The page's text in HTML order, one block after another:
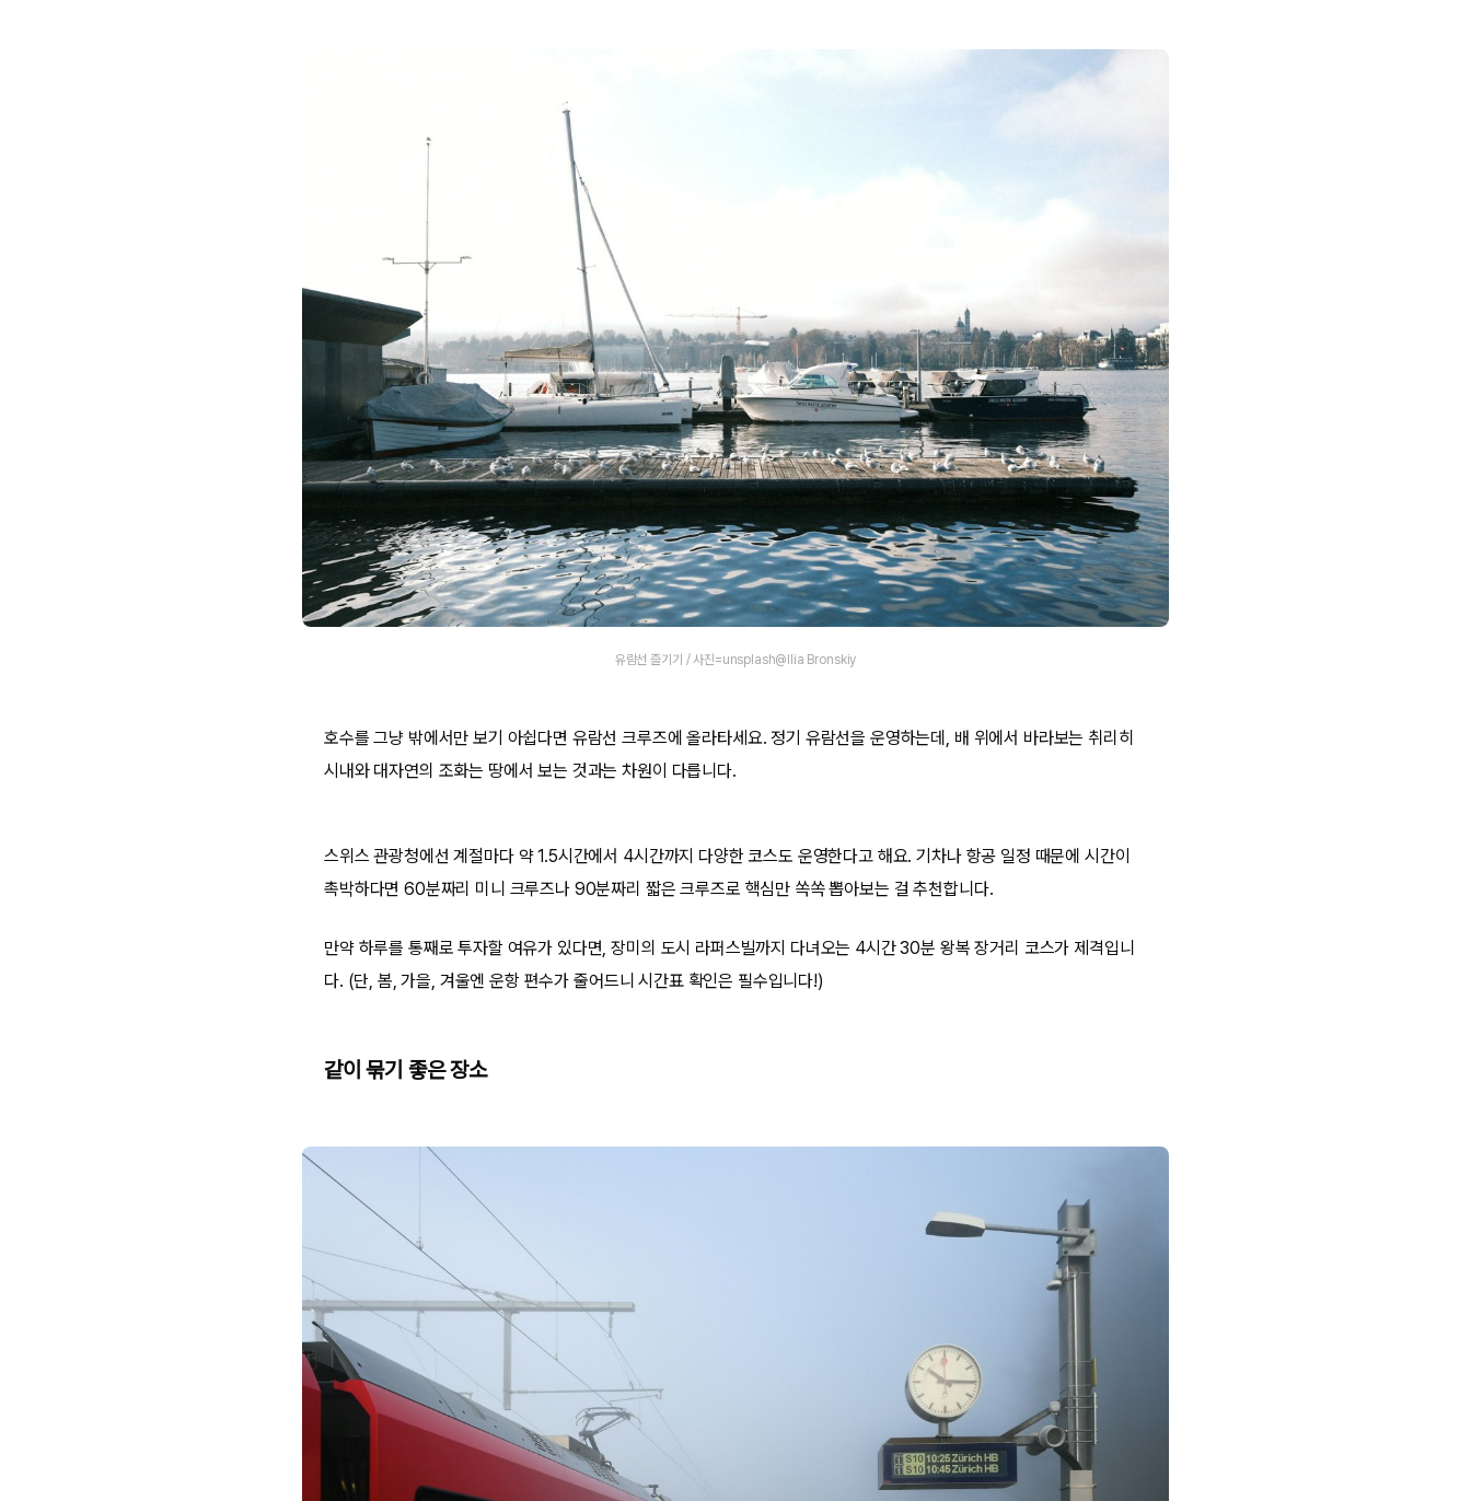
유람선 즐기기 / 사진=unsplash@Ilia Bronskiy
호수를 그냥 밖에서만 보기 아쉽다면 유람선 크루즈에 올라타세요. 정기 유람선을 운영하는데, 배 위에서 바라보는 취리히
시내와 대자연의 조화는 땅에서 보는 것과는 차원이 다릅니다.
스위스 관광청에선 계절마다 약 1.5시간에서 4시간까지 다양한 코스도 운영한다고 해요. 기차나 항공 일정 때문에 시간이
촉박하다면 60분짜리 미니 크루즈나 90분짜리 짧은 크루즈로 핵심만 쏙쏙 뽑아보는 걸 추천합니다.
만약 하루를 통째로 투자할 여유가 있다면, 장미의 도시 라퍼스빌까지 다녀오는 4시간 30분 왕복 장거리 코스가 제격입니
다. (단, 봄, 가을, 겨울엔 운항 편수가 줄어드니 시간표 확인은 필수입니다!)
같이 묶기 좋은 장소